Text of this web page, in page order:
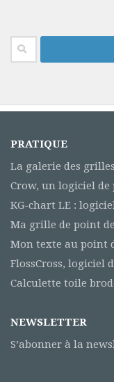
Rechercher :
PRATIQUE
La galerie des
Crow, un logiciel
KG-chart LE :
Ma grille de point
Mon texte au point
FlossCross, logiciel
Calculette toile
NEWSLETTER
S’abonner à la